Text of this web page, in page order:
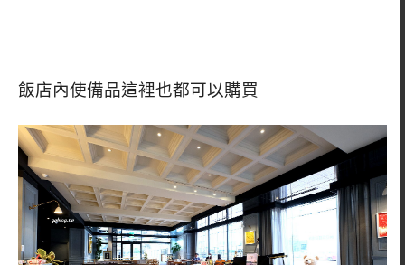
飯店內使備品這裡也都可以購買